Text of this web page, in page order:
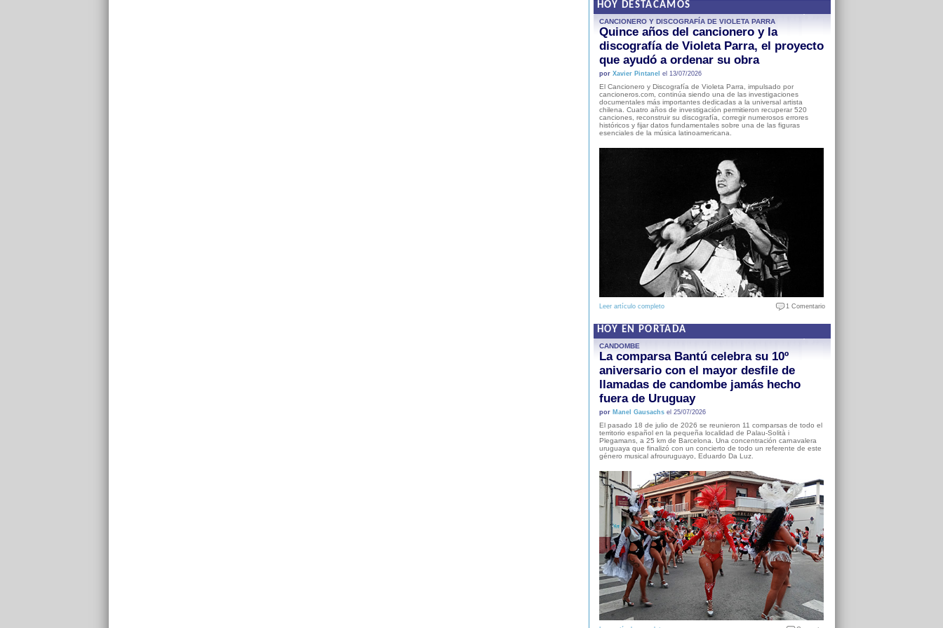
HOY DESTACAMOS
CANCIONERO Y DISCOGRAFÍA DE VIOLETA PARRA
Quince años del cancionero y la
discografía de Violeta Parra, el proyecto
que ayudó a ordenar su obra
por Xavier Pintanel el 13/07/2026
El Cancionero y Discografía de Violeta Parra, impulsado por
cancioneros.com, continúa siendo una de las investigaciones
documentales más importantes dedicadas a la universal artista
chilena. Cuatro años de investigación permitieron recuperar 520
canciones, reconstruir su discografía, corregir numerosos errores
históricos y fijar datos fundamentales sobre una de las figuras
esenciales de la música latinoamericana.
Leer artículo completo 1 Comentario
HOY EN PORTADA
CANDOMBE
La comparsa Bantú celebra su 10º
aniversario con el mayor desfile de
llamadas de candombe jamás hecho
fuera de Uruguay
por Manel Gausachsel 25/07/2026
El pasado 18 de julio de 2026 se reunieron 11 comparsas de todo el
territorio español en la pequeña localidad de Palau-Solità i
Plegamans, a 25 km de Barcelona. Una concentración carnavalera
uruguaya que finalizó con un concierto de todo un referente de este
género musical afrouruguayo, Eduardo Da Luz.